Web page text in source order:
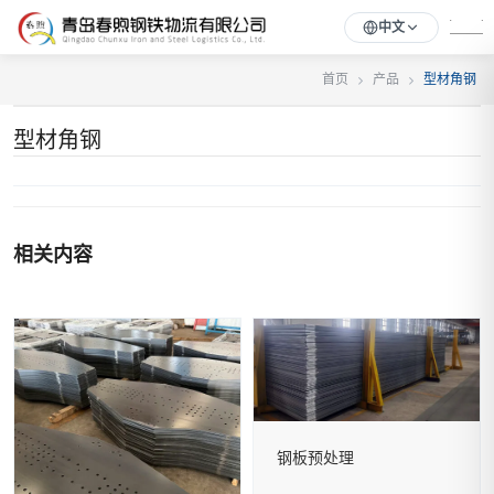
中文
首页 产品 型材角钢
型材角钢
相关内容
钢板预处理